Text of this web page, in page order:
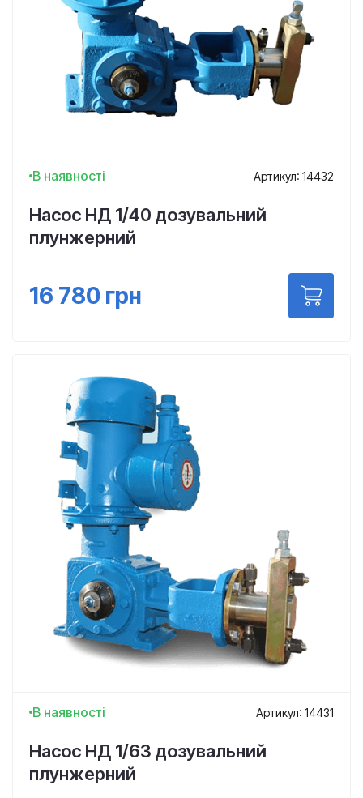
В наявності Артикул: 14432
Насос НД 1/40 дозувальний
плунжерний
16 780 грн
В наявності Артикул: 14431
Насос НД 1/63 дозувальний
плунжерний